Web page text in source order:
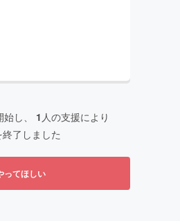
し、 1 人の支援により
了しました
ってほしい